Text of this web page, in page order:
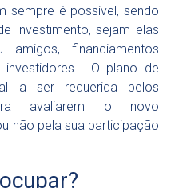
sempre é possível, sendo
investimento, sejam elas
financiamentos
O plano de
a ser requerida pelos
avaliarem o novo
não pela sua participação